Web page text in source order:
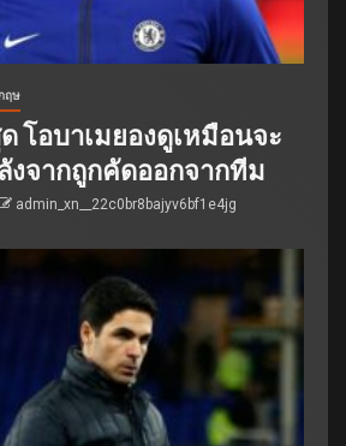
ฤษ
โอบาเมยองดูเหมือนจะ
งจากถูกคัดออกจากทีม
admin_xn__22c0br8bajyv6bf1e4jg